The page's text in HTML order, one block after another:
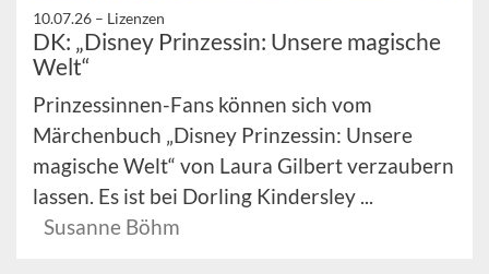
10.07.26 – Lizenzen
DK: „Disney Prinzessin: Unsere magische
Welt“
Prinzessinnen-Fans können sich vom
Märchenbuch „Disney Prinzessin: Unsere
magische Welt“ von Laura Gilbert verzaubern
lassen. Es ist bei Dorling Kindersley ...
Susanne Böhm